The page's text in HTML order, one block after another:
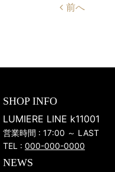
前へ
SHOP INFO
LUMIERE LINE k11001
営業時間 : 17:00 ～ LAST
TEL : 000-000-0000
NEWS